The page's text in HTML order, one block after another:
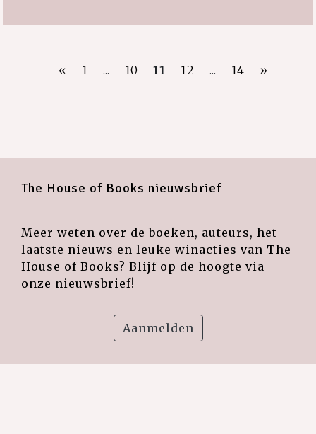
« 1 ... 10 11 12 ... 14 »
The House of Books nieuwsbrief
Meer weten over de boeken, auteurs, het
laatste nieuws en leuke winacties van The
House of Books? Blijf op de hoogte via
onze nieuwsbrief!
Aanmelden